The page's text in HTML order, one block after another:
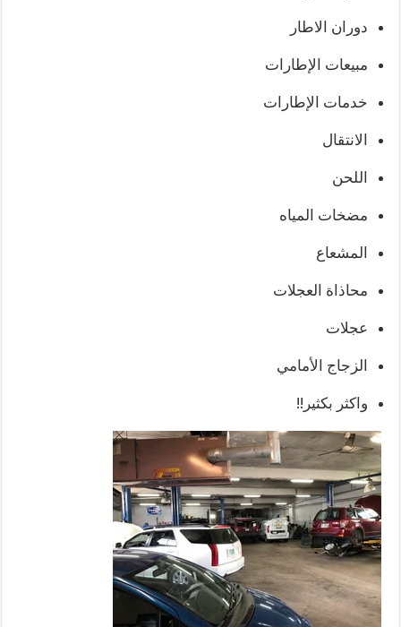
دوران الاطار
مبيعات الإطارات
خدمات الإطارات
الانتقال
اللحن
مضخات المياه
المشعاع
محاذاة العجلات
عجلات
الزجاج الأمامي
واكثر بكثير!!